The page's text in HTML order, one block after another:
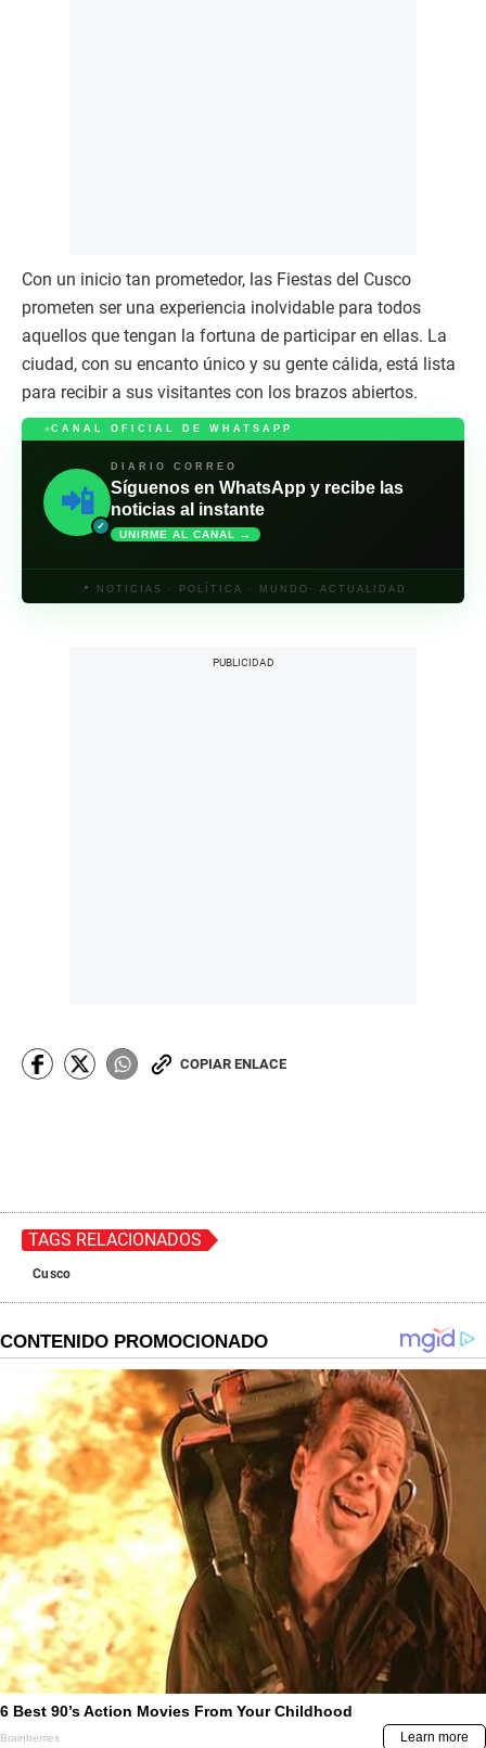
Con un inicio tan prometedor, las Fiestas del Cusco
prometen ser una experiencia inolvidable para todos
aquellos que tengan la fortuna de participar en ellas. La
ciudad, con su encanto único y su gente cálida, está lista
para recibir a sus visitantes con los brazos abiertos.
CANAL OFICIAL DE WHATSAPP
📲
✓
DIARIO CORREO
Síguenos en WhatsApp y recibe las
noticias al instante
UNIRME AL CANAL →
📍 NOTICIAS · POLÍTICA · MUNDO· ACTUALIDAD
COPIAR ENLACE
TAGS RELACIONADOS
Cusco